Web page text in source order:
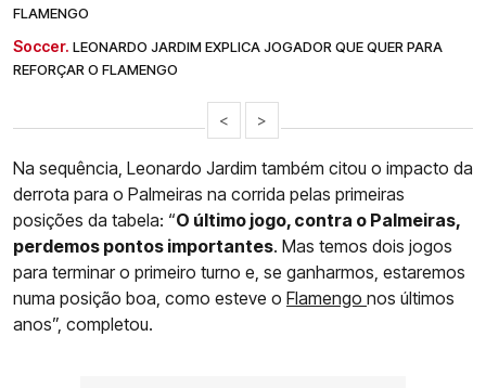
FLAMENGO
Soccer. LEONARDO JARDIM EXPLICA JOGADOR QUE QUER PARA
REFORÇAR O FLAMENGO
< >
Na sequência, Leonardo Jardim também citou o impacto da
derrota para o Palmeiras na corrida pelas primeiras
posições da tabela: “O último jogo, contra o Palmeiras,
perdemos pontos importantes. Mas temos dois jogos
para terminar o primeiro turno e, se ganharmos, estaremos
numa posição boa, como esteve o Flamengo nos últimos
anos”, completou.